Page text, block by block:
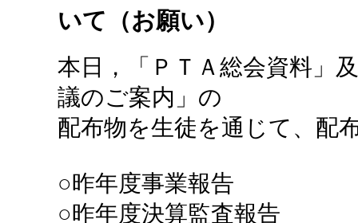
いて（お願い）
本日，「ＰＴＡ総会資料」
議のご案内」の
配布物を生徒を通じて、配
○昨年度事業報告
○昨年度決算監査報告